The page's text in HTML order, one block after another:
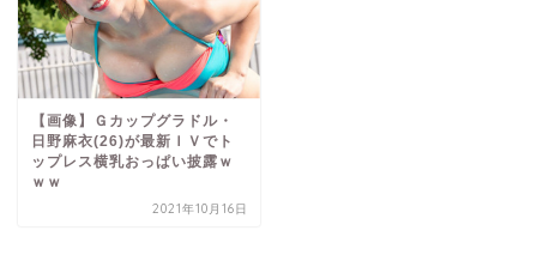
【画像】Ｇカップグラドル・
日野麻衣(26)が最新ＩＶでト
ップレス横乳おっぱい披露ｗ
ｗｗ
2021年10月16日